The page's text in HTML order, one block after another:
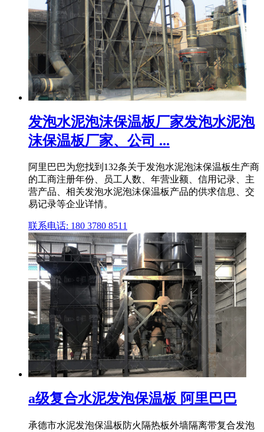
发泡水泥泡沫保温板厂家发泡水泥泡
沫保温板厂家、公司 ...
阿里巴巴为您找到132条关于发泡水泥泡沫保温板生产商
的工商注册年份、员工人数、年营业额、信用记录、主
营产品、相关发泡水泥泡沫保温板产品的供求信息、交
易记录等企业详情。
联系电话: 180 3780 8511
a级复合水泥发泡保温板 阿里巴巴
承德市水泥发泡保温板防火隔热板外墙隔离带复合发泡